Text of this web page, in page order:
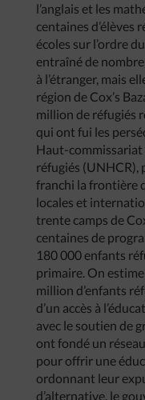
l’anglais et les
centaines d’élèves
écoles sur l’ordre
entraîné de
à l’étranger, mais
région de Cox’s
million de réfugiés
qui ont fui les
Haut-commissariat
réfugiés (UNHCR),
franchi la frontière
locales et
trente camps de
centaines de
180 000 enfants
primaire. On
million d’enfants
d’un accès à
avec le soutien de
ont fondé un
pour offrir une
ordonnant leur
d’alternative, le